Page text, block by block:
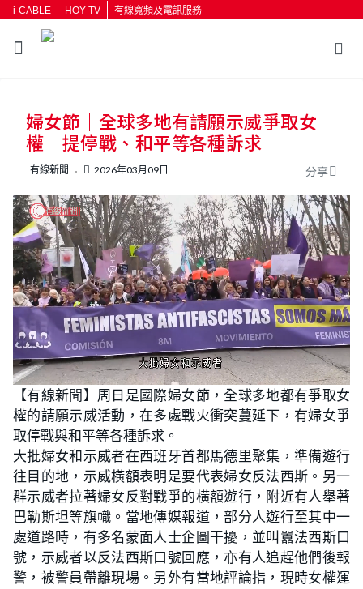
i-CABLE HOY TV 有線寬頻及電訊服務
按輸入鍵開始搜尋
婦女節｜全球多地有請願示威爭取女
權 提停戰、和平等各種訴求
有線新聞 2026年03月09日 分享
n
m
t
e
L
o
a
d
e
d
:
2
2
.
8
8
%
【有線新聞】周日是國際婦女節，全球多地都有爭取女
權的請願示威活動，在多處戰火衝突蔓延下，有婦女爭
取停戰與和平等各種訴求。
大批婦女和示威者在西班牙首都馬德里聚集，準備遊行
往目的地，示威橫額表明是要代表婦女反法西斯。另一
群示威者拉著婦女反對戰爭的橫額遊行，附近有人舉著
巴勒斯坦等旗幟。當地傳媒報道，部分人遊行至其中一
處道路時，有多名蒙面人士企圖干擾，並叫囂法西斯口
號，示威者以反法西斯口號回應，亦有人追趕他們後報
警，被警員帶離現場。另外有當地評論指，現時女權運